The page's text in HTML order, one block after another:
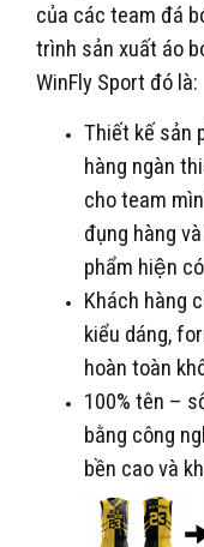
của các team đá
trình sản xuất áo
WinFly Sport đó là:
Thiết kế sản
hàng ngàn
cho team
đụng hàng
phẩm hiện
Khách hàng
kiểu dáng,
hoàn toàn
100% tên –
bằng công
bền cao và